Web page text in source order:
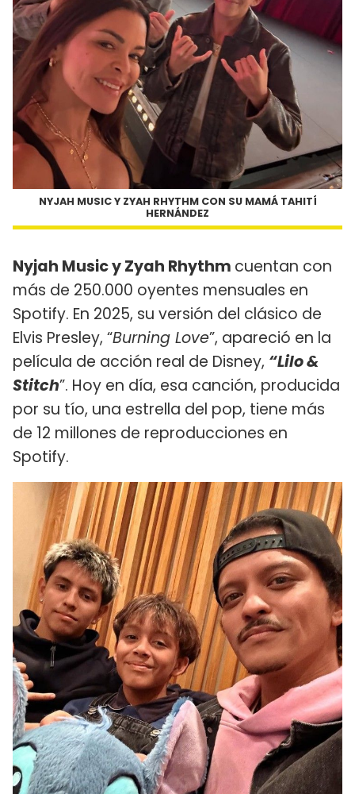
NYJAH MUSIC Y ZYAH RHYTHM CON SU MAMÁ TAHITÍ
HERNÁNDEZ
Nyjah Music y Zyah Rhythm cuentan con
más de 250.000 oyentes mensuales en
Spotify. En 2025, su versión del clásico de
Elvis Presley, “Burning Love”, apareció en la
película de acción real de Disney, “Lilo &
Stitch”. Hoy en día, esa canción, producida
por su tío, una estrella del pop, tiene más
de 12 millones de reproducciones en
Spotify.